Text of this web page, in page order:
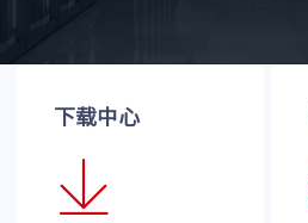
下载中心